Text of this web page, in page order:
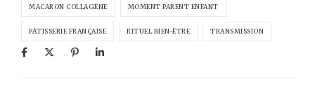
MACARON COLLAGÈNE MOMENT PARENT ENFANT
PÂTISSERIE FRANÇAISE RITUEL BIEN-ÊTRE TRANSMISSION